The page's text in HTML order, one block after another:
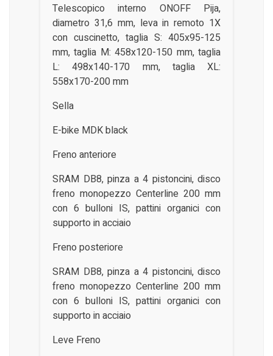
Telescopico interno ONOFF Pija,
diametro 31,6 mm, leva in remoto 1X
con cuscinetto, taglia S: 405x95-125
mm, taglia M: 458x120-150 mm, taglia
L: 498x140-170 mm, taglia XL:
558x170-200 mm
Sella
E-bike MDK black
Freno anteriore
SRAM DB8, pinza a 4 pistoncini, disco
freno monopezzo Centerline 200 mm
con 6 bulloni IS, pattini organici con
supporto in acciaio
Freno posteriore
SRAM DB8, pinza a 4 pistoncini, disco
freno monopezzo Centerline 200 mm
con 6 bulloni IS, pattini organici con
supporto in acciaio
Leve Freno